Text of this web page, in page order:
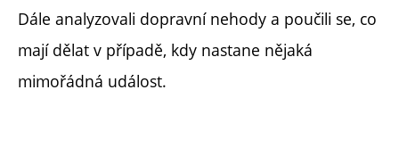
Dále analyzovali dopravní nehody a poučili se, co
mají dělat v případě, kdy nastane nějaká
mimořádná událost.